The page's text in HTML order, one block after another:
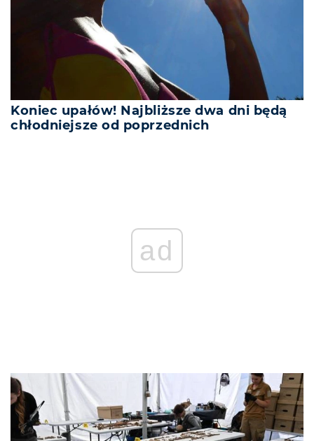
Koniec upałów! Najbliższe dwa dni będą
chłodniejsze od poprzednich
ad